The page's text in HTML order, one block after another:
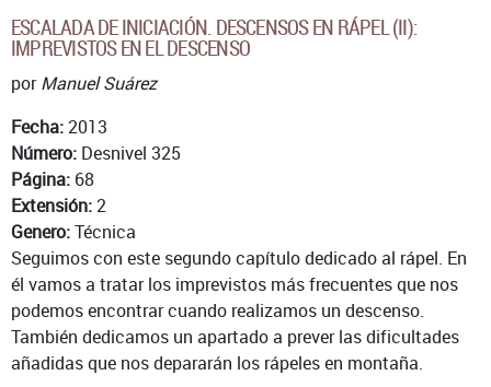
ESCALADA DE INICIACIÓN. DESCENSOS EN RÁPEL (II):
IMPREVISTOS EN EL DESCENSO
porManuel Suárez
Fecha:2013
Número: Desnivel 325
Página: 68
Extensión:2
Genero:Técnica
Seguimos con este segundo capítulo dedicado al rápel. En
él vamos a tratar los imprevistos más frecuentes que nos
podemos encontrar cuando realizamos un descenso.
También dedicamos un apartado a prever las dificultades
añadidas que nos depararán los rápeles en montaña.